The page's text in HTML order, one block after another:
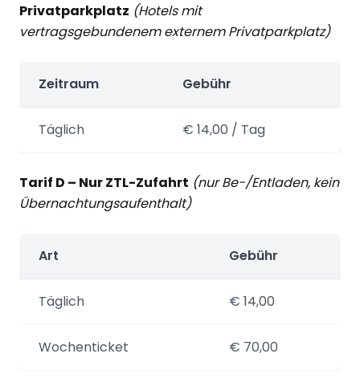
Privatparkplatz (Hotels mit
vertragsgebundenem externem Privatparkplatz)
Zeitraum Gebühr
Täglich € 14,00 / Tag
Tarif D – Nur ZTL-Zufahrt (nur Be-/Entladen, kein
Übernachtungsaufenthalt)
Art Gebühr
Täglich € 14,00
Wochenticket € 70,00